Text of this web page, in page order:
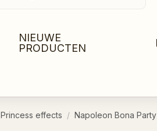
NIEUWE
PRODUCTEN
Princess effects Napoleon Bona